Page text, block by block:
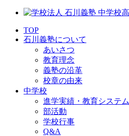
TOP
石川義塾について
あいさつ
教育理念
義塾の沿革
校章の由来
中学校
進学実績・教育システム
部活動
学校行事
Q&A